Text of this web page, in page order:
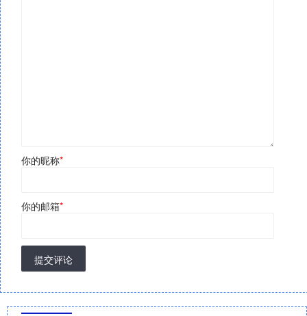
你的昵称*
你的邮箱*
提交评论